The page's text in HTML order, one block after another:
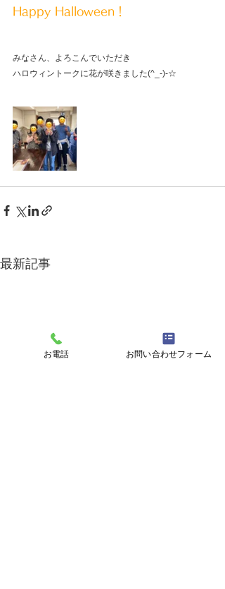
Happy Halloween！
みなさん、よろこんでいただき
ハロウィントークに花が咲きました(^_-)-☆
最新記事
お電話 お問い合わせフォーム